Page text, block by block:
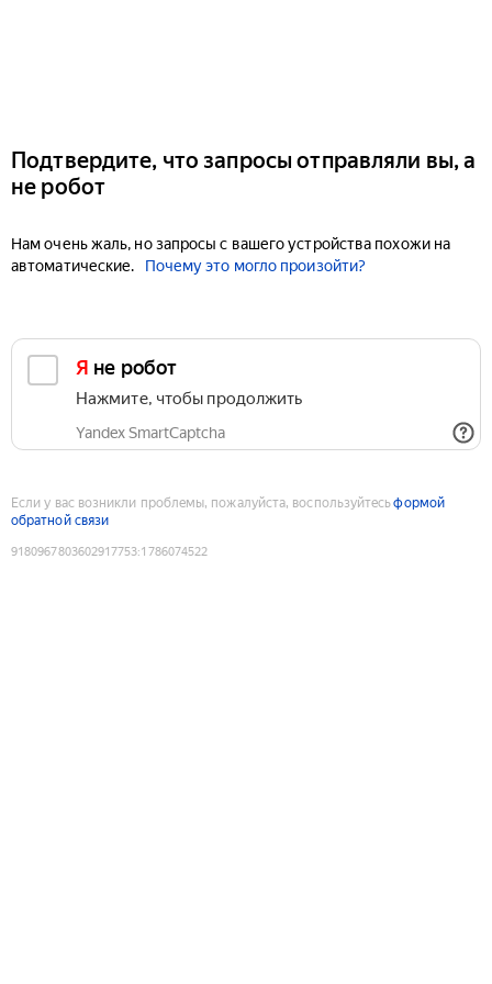
Подтвердите, что запросы отправляли вы, а
не робот
Нам очень жаль, но запросы с вашего устройства похожи на
автоматические.
Почему это могло произойти?
Я не робот
Нажмите, чтобы продолжить
Yandex SmartCaptcha
Если у вас возникли проблемы, пожалуйста, воспользуйтесьформой
обратной связи
9180967803602917753:1786074522